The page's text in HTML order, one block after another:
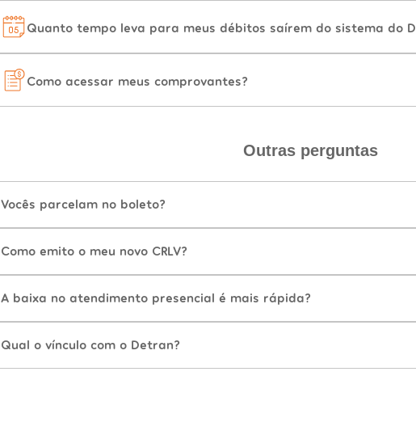
Quanto tempo leva para meus débitos saírem do sistema do
Como acessar meus comprovantes?
Outras perguntas
Vocês parcelam no boleto?
Como emito o meu novo CRLV?
A baixa no atendimento presencial é mais rápida?
Qual o vínculo com o Detran?